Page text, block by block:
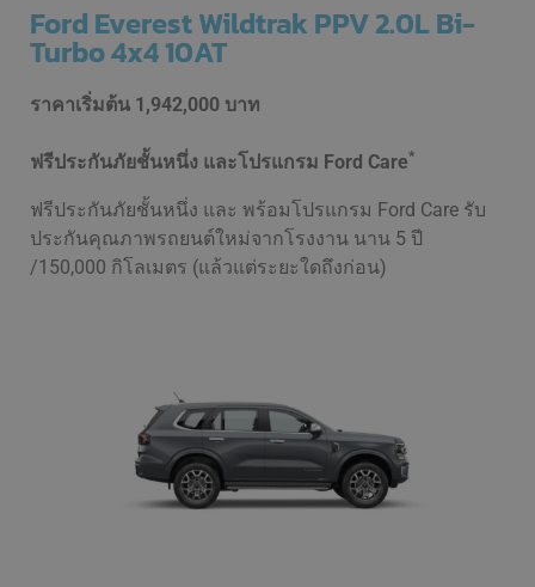
Ford Everest Wildtrak PPV 2.0L Bi-
Turbo 4x4 10AT
ราคาเริ่มต้น 1,942,000 บาท
ฟรีประกันภัยชั้นหนึ่ง และโปรแกรม Ford Care*
ฟรีประกันภัยชั้นหนึ่ง และ พร้อมโปรแกรม Ford Care รับ
ประกันคุณภาพรถยนต์ใหม่จากโรงงาน นาน 5 ปี
/150,000 กิโลเมตร (แล้วแต่ระยะใดถึงก่อน)